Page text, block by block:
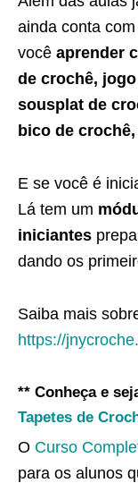
ainda conta com
você aprender
de crochê,
sousplat de
bico de
E se você é
Lá tem um
iniciantes
dando os
Saiba mais
https://
** Conheça e
Tapetes de
O Curso
para os alunos